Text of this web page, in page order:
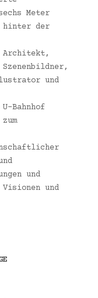
Meter
hinter der
und
Bahnhof
und
und